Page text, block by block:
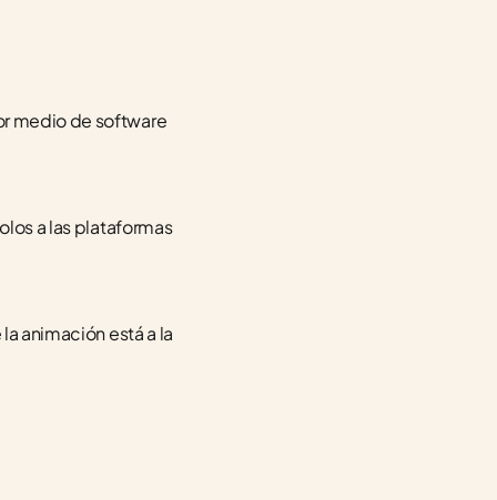
medio de software
a las plataformas
animación está a la